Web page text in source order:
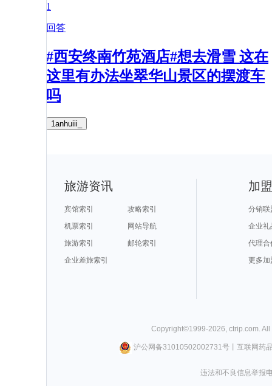
1
回答
#西安终南竹苑酒店#想去滑雪 这在
这里有办法坐翠华山景区的摆渡车
吗
1anhuiii_
旅游资讯
宾馆索引
攻略索引
机票索引
网站导航
旅游索引
邮轮索引
企业差旅索引
加
分销联
企业礼
代理合
更多加
Copyright©1999-2026 ctrip.com .
沪公网备31010502002731号丨 互联网药
违法和不良信息举报